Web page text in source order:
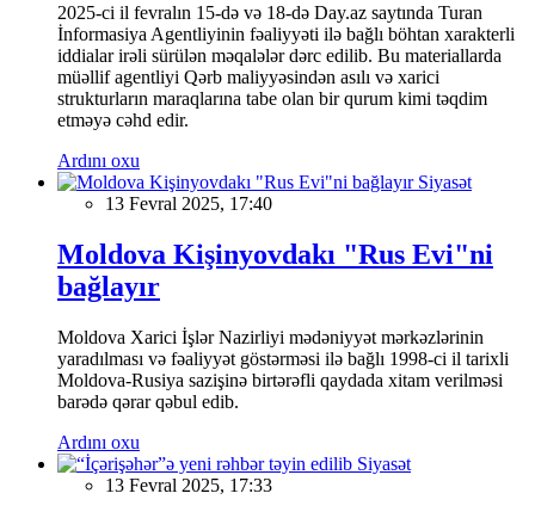
2025-ci il fevralın 15-də və 18-də Day.az saytında Turan
İnformasiya Agentliyinin fəaliyyəti ilə bağlı böhtan xarakterli
iddialar irəli sürülən məqalələr dərc edilib. Bu materiallarda
müəllif agentliyi Qərb maliyyəsindən asılı və xarici
strukturların maraqlarına tabe olan bir qurum kimi təqdim
etməyə cəhd edir.
Ardını oxu
Siyasət
13 Fevral 2025, 17:40
Moldova Kişinyovdakı "Rus Evi"ni
bağlayır
Moldova Xarici İşlər Nazirliyi mədəniyyət mərkəzlərinin
yaradılması və fəaliyyət göstərməsi ilə bağlı 1998-ci il tarixli
Moldova-Rusiya sazişinə birtərəfli qaydada xitam verilməsi
barədə qərar qəbul edib.
Ardını oxu
Siyasət
13 Fevral 2025, 17:33